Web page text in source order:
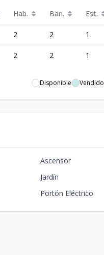
Hab. Ban. Est.
2 2 1
2 2 1
Disponible Vendido
Ascensor
Jardín
Portón Eléctrico